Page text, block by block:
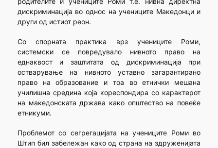
дискриминација во однос на учениците Македонци и
други од истиот реон.
Со спорната практика врз учениците Роми,
системски се повредувало нивното право на
еднаквост и заштитата од дискриминација при
остварување на нивното уставно загарантирано
право на образование и тоа во етнички мешана
училишна средина која кореспондира со карактерот
на македонската држава како општество на повеќе
етникуми.
Проблемот со сегрегацијата на учениците Роми во
Штип бил забележан како од страна на здруженијата